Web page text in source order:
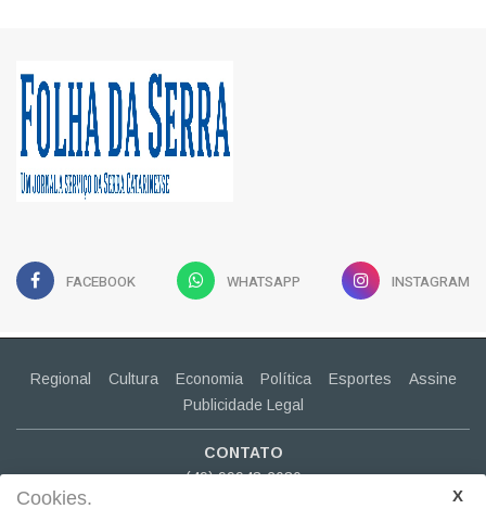
Cookies.
FACEBOOK WHATSAPP INSTAGRAM
Regional Cultura Economia Política Esportes
Assine
Publicidade Legal
CONTATO
(49) 99943-2030